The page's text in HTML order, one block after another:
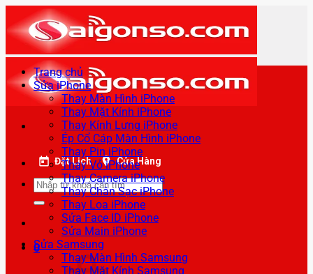
qua
nội
dung
Đặt Lịch Cửa Hàng
Tìm
kiếm:
0
Trang chủ
Sửa iPhone
Thay Màn Hình iPhone
Thay Mặt Kính iPhone
Thay Kính Lưng iPhone
Ép Cổ Cáp Màn Hình iPhone
Thay Pin iPhone
Thay Vỏ iPhone
Thay Camera iPhone
Thay Chân Sạc iPhone
Thay Loa iPhone
Sửa Face ID iPhone
Sửa Main iPhone
Sửa Samsung
Thay Màn Hình Samsung
Thay Mặt Kính Samsung